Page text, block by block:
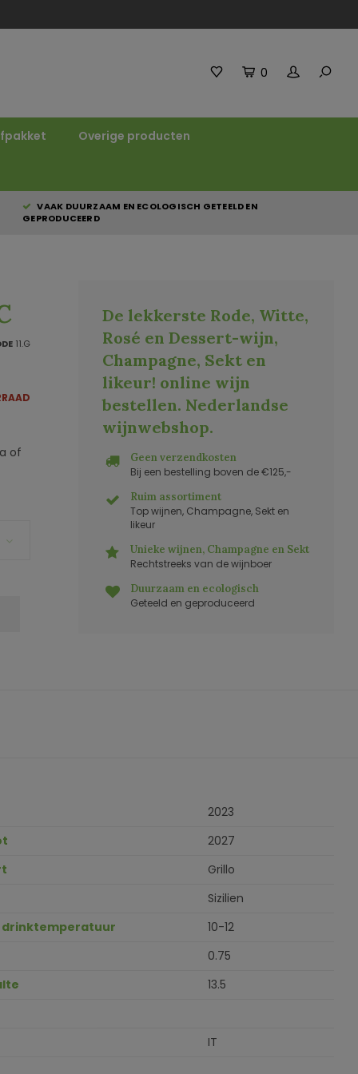
0
Overige producten
VAAK DUURZAAM EN ECOLOGISCH GETEELD EN
GEPRODUCEERD
11.G
of
De lekkerste Rode, Witte,
Rosé en Dessert-wijn,
Champagne, Sekt en
likeur! online wijn
bestellen. Nederlandse
wijnwebshop.
Geen verzendkosten
Bij een bestelling boven de €125,-
Ruim assortiment
Top wijnen, Champagne, Sekt en
likeur
Unieke wijnen, Champagne en Sekt
Rechtstreeks van de wijnboer
Duurzaam en ecologisch
Geteeld en geproduceerd
2023
2027
Grillo
Sizilien
drinktemperatuur
10-12
0.75
13.5
IT